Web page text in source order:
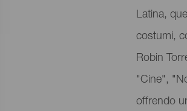
Latina,
costumi,
Robin
"Cine",
offrendo